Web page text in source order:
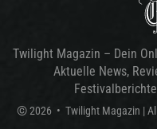
Twilight Magazin – Dein
Aktuelle News,
© 2026 • Twilight Magazin |